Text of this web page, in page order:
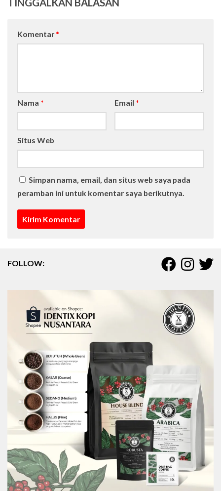
TINGGALKAN BALASAN
Komentar *
Nama * Email *
Situs Web
Simpan nama, email, dan situs web saya pada
peramban ini untuk komentar saya berikutnya.
FOLLOW: